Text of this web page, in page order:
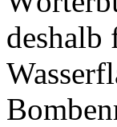
deshalb